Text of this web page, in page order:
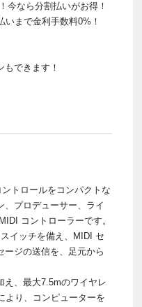
今なら分割払いがお得！
いまで金利手数料0%！
もできます！
トロールをコンパクトな
、プロデューサー、ライ
コントローラーです。
イッチを備え、MIDI セ
ージの送信を、足元から
え、最大7.5mのワイヤレ
より、コンピューターを